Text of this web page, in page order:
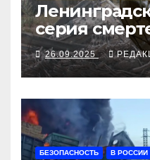
серия
26.09.2025
БЕЗОПАСНОСТЬ В РОССИИ